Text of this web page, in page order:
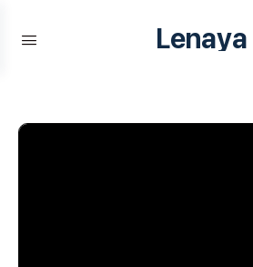
Lenaya